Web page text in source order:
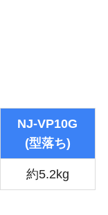
NJ-VP10G
(型落ち)
約5.2kg